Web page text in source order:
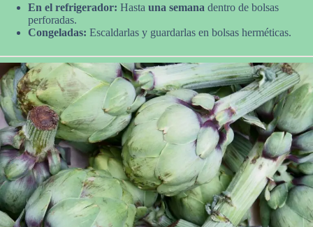
En el refrigerador: Hasta una semana dentro de bolsas
perforadas.
Congeladas: Escaldarlas y guardarlas en bolsas herméticas.